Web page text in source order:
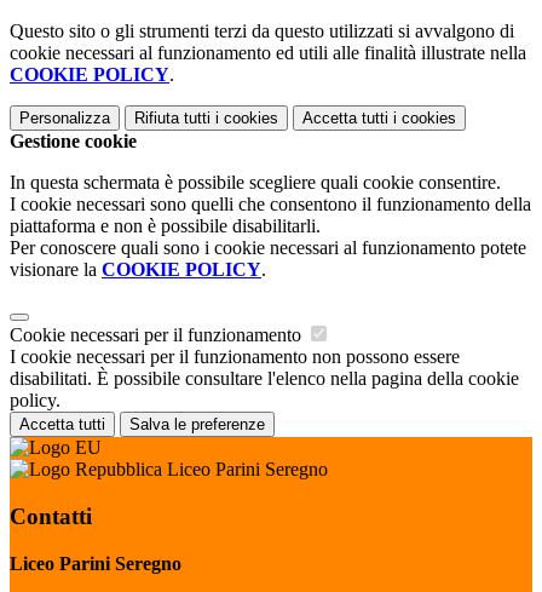
Questo sito o gli strumenti terzi da questo utilizzati si avvalgono di
cookie necessari al funzionamento ed utili alle finalità illustrate nella
COOKIE POLICY.
Personalizza Rifiuta tutti i cookies Accetta tutti i cookies
Gestione cookie
In questa schermata è possibile scegliere quali cookie consentire.
I cookie necessari sono quelli che consentono il funzionamento della
piattaforma e non è possibile disabilitarli.
Per conoscere quali sono i cookie necessari al funzionamento potete
visionare la COOKIE POLICY.
Cookie necessari per il funzionamento
I cookie necessari per il funzionamento non possono essere
disabilitati. È possibile consultare l'elenco nella pagina della cookie
policy.
Accetta tutti Salva le preferenze
Liceo Parini Seregno
Contatti
Liceo Parini Seregno